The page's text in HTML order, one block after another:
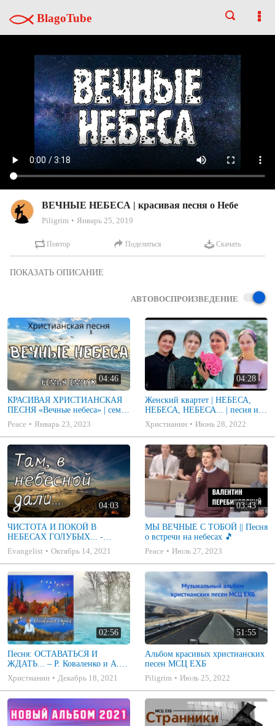
BlagoTube
ВЕЧНЫЕ НЕБЕСА | красивая песня о Небе
Piligrim Январь 25, 2019
Повтор Поделиться Скачать
Песня из альбома "Ты незримо со мной". Запись Московской
АВТОВОСПРОИЗВЕДЕНИЕ
04:46
КРАСИВАЯ ХРИСТИАНСКАЯ
ПЕСНЯ «Вечные небеса» | семья
Емчук
Peace Январь 23, 2023
04:28
Женский квартет | НЕБЕСА,
НЕБЕСА, НЕБЕСА... | песня из
альбома Разговор с Богом | МСЦ
ЕХБ
Христианин Июнь 28, 2022
04:03
ЧИСТОТА И ПОКОЙ В
НЕБЕСАХ ГОЛУБЫХ... -
красивая песня
Evangelist Октябрь 14, 2021
03:43
МЫ ВЕЧНЫЕ С ТОБОЙ || Песня
о встречи на небесах 🎵
Peace
Июль 27, 2023
02:56
Песня: ОСТАВАТЬСЯ И
ЖДАТЬ... – Р. Коваленко и А.
Прокопчук (Я смотрю в небеса)
Христианин Декабрь 18, 2021
51:55
Альбом красивых христианских
песен МСЦ ЕХБ
Piligrim
Июль 25, 2022